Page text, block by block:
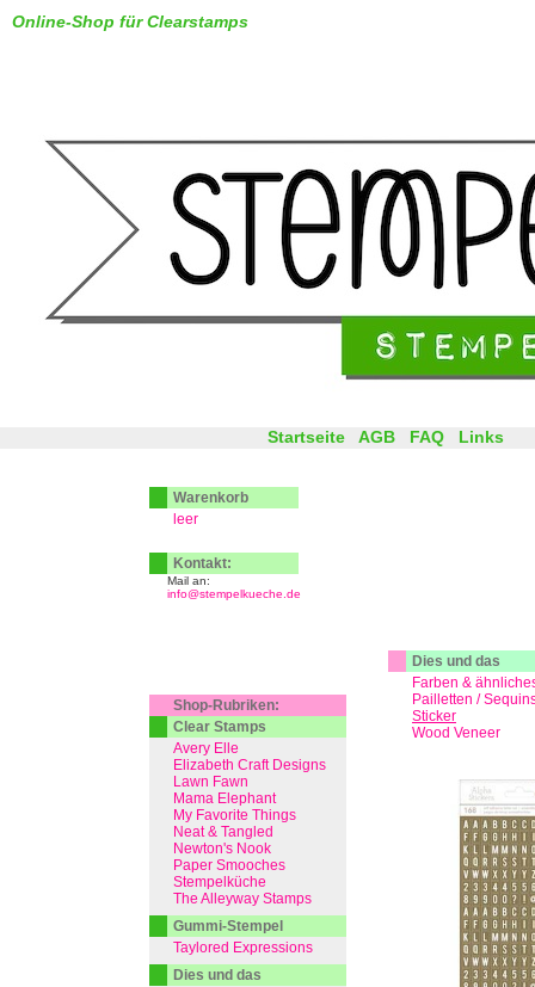
Online-Shop für Clearstamps
Dies und das
Farben &
Pailletten /
Sticker
Wood Veneer
Startseite AGB FAQ Links
Warenkorb
leer
Kontakt:
Mail an:
info@stempelkueche.de
Shop-Rubriken:
Clear Stamps
Avery Elle
Elizabeth Craft Designs
Lawn Fawn
Mama Elephant
My Favorite Things
Neat & Tangled
Newton's Nook
Paper Smooches
Stempelküche
The Alleyway Stamps
Gummi-Stempel
Taylored Expressions
Dies und das